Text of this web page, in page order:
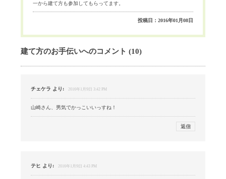
一から建て方も参加してもらってます。
投稿日：2016年01月08日
建て方のお手伝いへのコメント (10)
チェケラ より: 2016年1月9日 3:42 PM
山崎さん、男気でかっこいいっすね！
返信
テヒ より: 2016年1月9日 4:43 PM